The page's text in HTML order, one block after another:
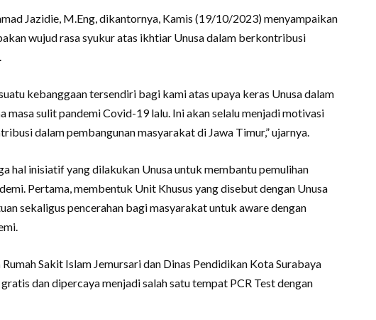
Jazidie, M.Eng, dikantornya, Kamis (19/10/2023) menyampaikan
wujud rasa syukur atas ikhtiar Unusa dalam berkontribusi
kebanggaan tersendiri bagi kami atas upaya keras Unusa dalam
masa sulit pandemi Covid-19 lalu. Ini akan selalu menjadi motivasi
dalam pembangunan masyarakat di Jawa Timur,” ujarnya.
hal inisiatif yang dilakukan Unusa untuk membantu pemulihan
Pertama, membentuk Unit Khusus yang disebut dengan Unusa
sekaligus pencerahan bagi masyarakat untuk aware dengan
Sakit Islam Jemursari dan Dinas Pendidikan Kota Surabaya
dan dipercaya menjadi salah satu tempat PCR Test dengan